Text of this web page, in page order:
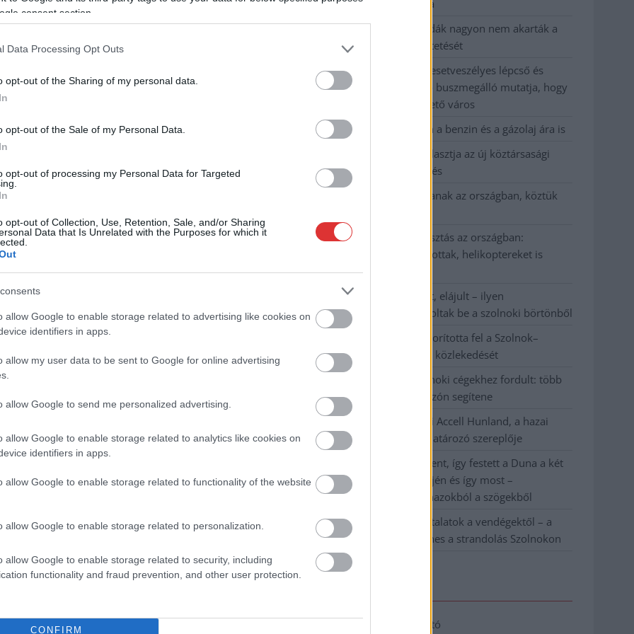
consent section.
Data Processing Opt Outs
opt-out of the Sharing of my personal data.
opt-out of the Sale of my Personal Data.
opt-out of processing my Personal Data for Targeted
opt-out of Collection, Use, Retention, Sale, and/or Sharing
Data that Is Unrelated with the Purposes for which it
allow Google to enable storage related to advertising like cookies on
identifiers in apps.
allow my user data to be sent to Google for online advertising
allow Google to send me personalized advertising.
allow Google to enable storage related to analytics like cookies on
identifiers in apps.
allow Google to enable storage related to functionality of the website
allow Google to enable storage related to personalization.
allow Google to enable storage related to security, including
functionality and fraud prevention, and other user protection.
CONFIRM
alkalmazkodik a
az
kerékpárgyártás meghatározó
Leállt a termelés a tószegi üzemben,
kerékpáripar...
kevesebbet vittek haza
A Szolnok megyei gazdák nagyon nem akarták a
JÉGER további üzemeltetését
Csendélet 5.0: alig balesetveszélyes lépcső és
remek állapotban levő buszmegálló mutatja, hogy
Szolnok mennyire élhető város
Pénteken újra csökken a benzin és a gázolaj ára is
Napokon belül megválasztja az új köztársasági
elnököt az Országgyűlés
Kiterjedt tüzek pusztítanak az országban, köztük
Harmadfokú hőségriasztás az országban:
Szolnokon klímát javítottak, helikoptereket is
bevetettek a tüzeknél
A zárkában rosszul lett, elájult – ilyen
körülményekről számoltak be a szolnoki börtönből
Váratlan fennakadás borította fel a Szolnok–
Kecskemét vasútvonal közlekedését
A polgármester a szolnoki cégekhez fordult: több
száz elbocsátott dolgozón segítene
Csődbe ment a tószegi Accell Hunland, a hazai
kerékpárgyártás meghatározó szereplője
Egyszer fent, egyszer lent, így festett a Duna a két
évvel ezelőtti árvíz idején és így most –
fotógyűjtemény ugyanazokból a szögekből
Ilyenek eddig a tapasztalatok a vendégektől – a
hőhullám miatt ingyenes a strandolás Szolnokon
Adatkezelési tájékoztató